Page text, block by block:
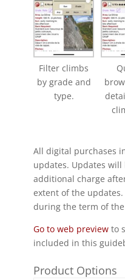
Filter climbs
by grade and
type.
All digital purchases
updates. Updates
additional charge
extent of the
during the term of
Go to web previewto
included in this
Product Options